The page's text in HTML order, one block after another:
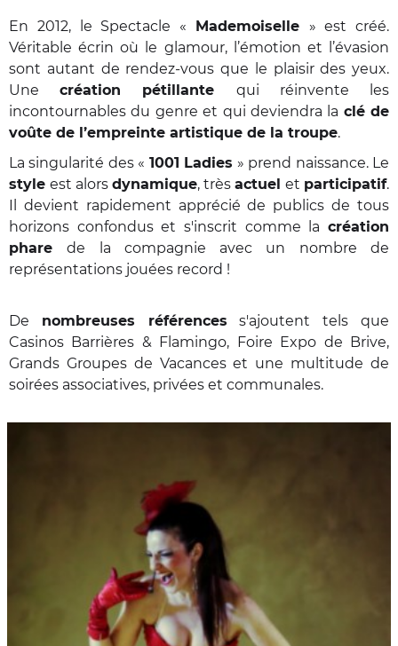
En 2012, le Spectacle « Mademoiselle » est créé.
Véritable écrin où le glamour, l’émotion et l’évasion
sont autant de rendez-vous que le plaisir des yeux.
Unecréation pétillante qui réinvente les
incontournables du genre et qui deviendra la clé de
voûte de l’empreinte artistique de la troupe.
La singularité des « 1001 Ladies » prend naissance. Le
style est alors dynamique, très actuel et participatif.
Il devient rapidement apprécié de publics de tous
horizons confondus et s'inscrit comme la création
pharede la compagnie avec un nombre de
représentations jouées record !
De nombreuses références s'ajoutent tels que
Casinos Barrières & Flamingo, Foire Expo de Brive,
Grands Groupes de Vacances et une multitude de
soirées associatives, privées et communales.